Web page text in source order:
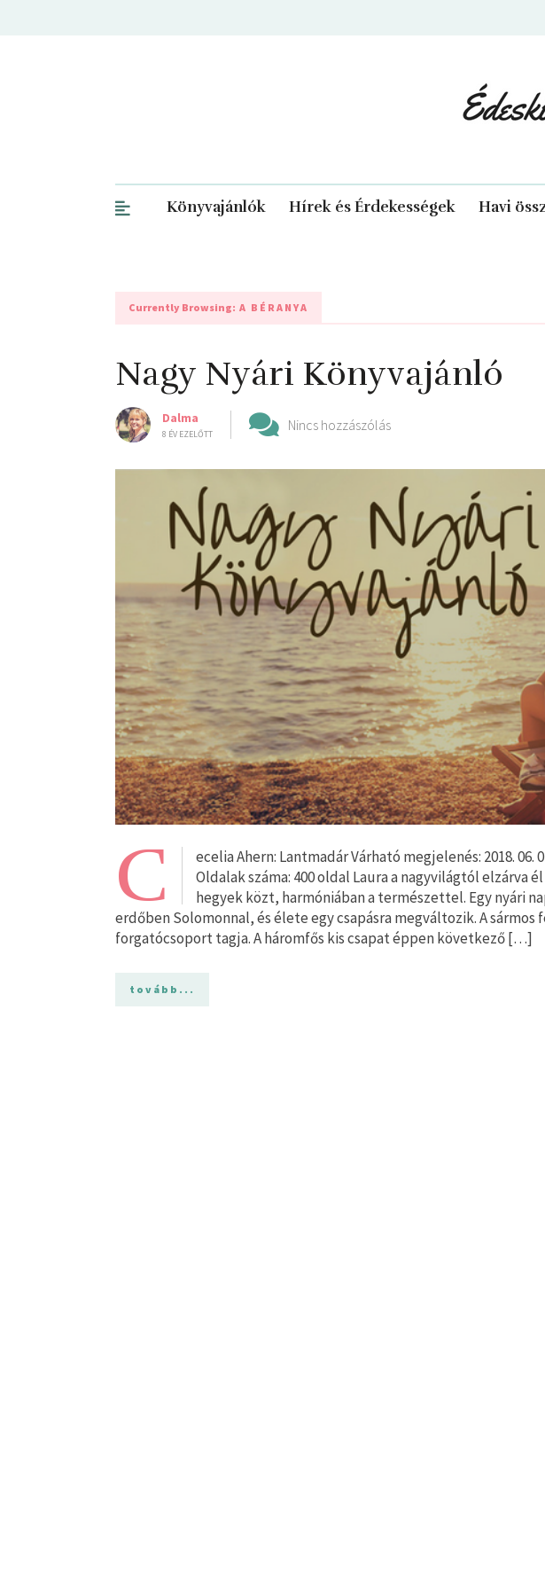
Könyvajánlók Hírek és Érdekességek Havi
Currently Browsing: A BÉRANYA
Nagy Nyári Könyvajánló
Dalma
8 ÉV EZELŐTT
Nincs hozzászólás
C
ecelia Ahern: Lantmadár Várható megjelenés: 2018. 06.
Oldalak száma: 400 oldal Laura a nagyvilágtól elzárva
hegyek közt, harmóniában a természettel. Egy nyári
erdőben Solomonnal, és élete egy csapásra megváltozik. A
forgatócsoport tagja. A háromfős kis csapat éppen következő […]
tovább...